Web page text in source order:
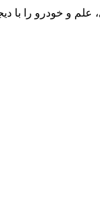
و خودرو را با